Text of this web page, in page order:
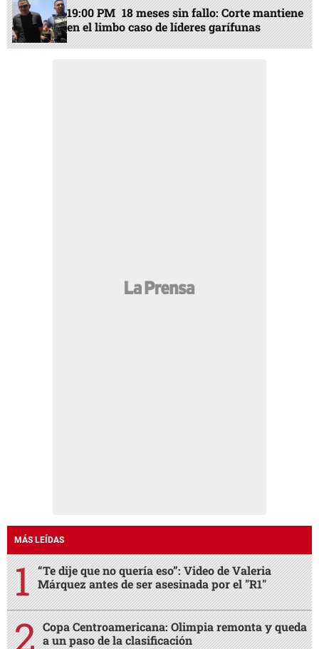
19:00 PM 18 meses sin fallo: Corte mantiene
en el limbo caso de líderes garífunas
MÁS LEÍDAS
“Te dije que no quería eso”: Video de Valeria
Márquez antes de ser asesinada por el "R1"
Copa Centroamericana: Olimpia remonta y queda
a un paso de la clasificación